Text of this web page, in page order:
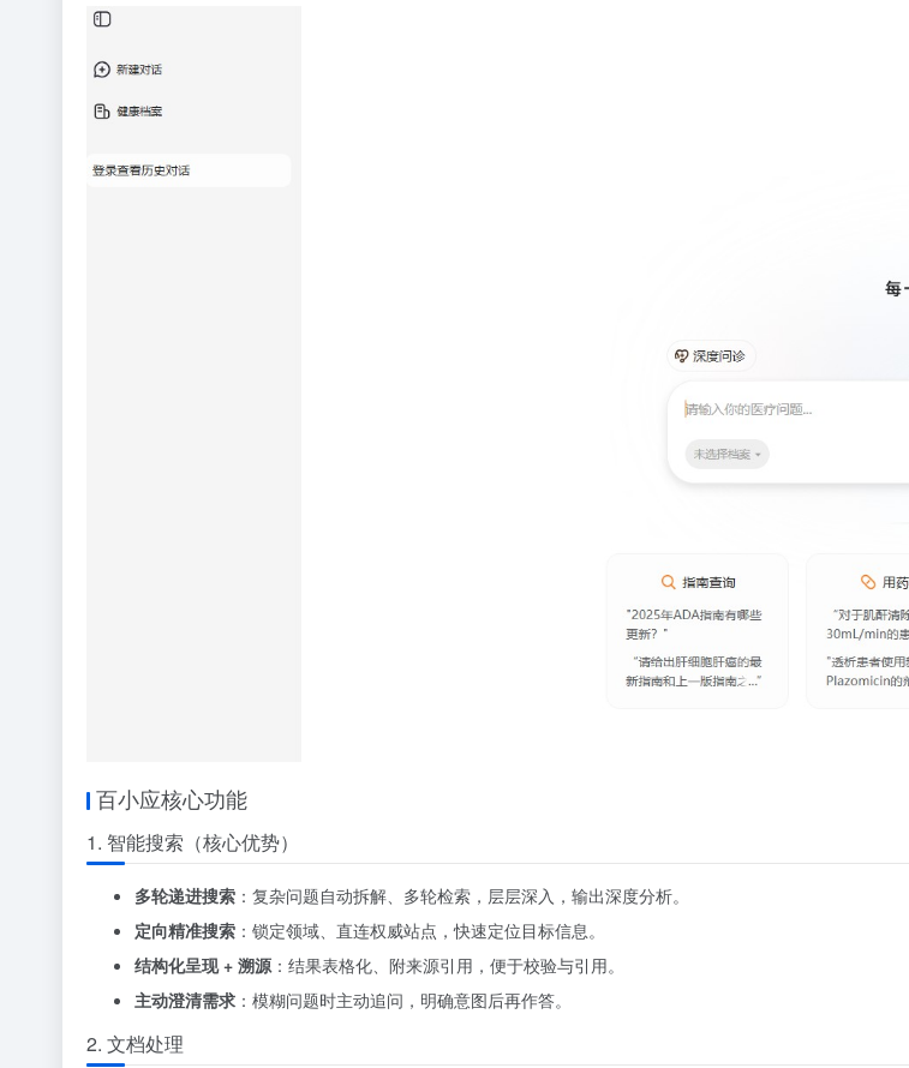
百小应核心功能
1. 智能搜索（核心优势）
多轮递进搜索 ：复杂问题自动拆解、多轮检索，层层深入，输出深度分析。
定向精准搜索 ：锁定领域、直连权威站点，快速定位目标信息。
结构化呈现 + 溯源 ：结果表格化、附来源引用，便于校验与引用。
主动澄清需求 ：模糊问题时主动追问，明确意图后再作答。
2. 文档处理